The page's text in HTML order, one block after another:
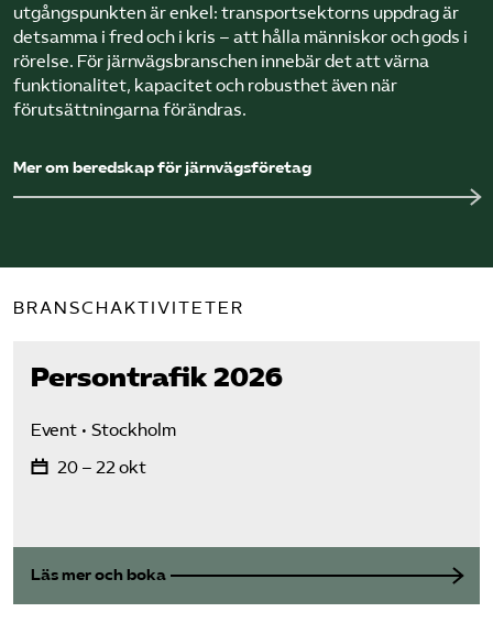
utgångspunkten är enkel: transportsektorns uppdrag är
detsamma i fred och i kris – att hålla människor och gods i
rörelse. För järnvägsbranschen innebär det att värna
funktionalitet, kapacitet och robusthet även när
förutsättningarna förändras.
Mer om beredskap för järnvägs­företag
BRANSCHAKTIVITETER
Persontrafik 2026
Event
Stockholm
20 – 22 okt
Läs mer och boka